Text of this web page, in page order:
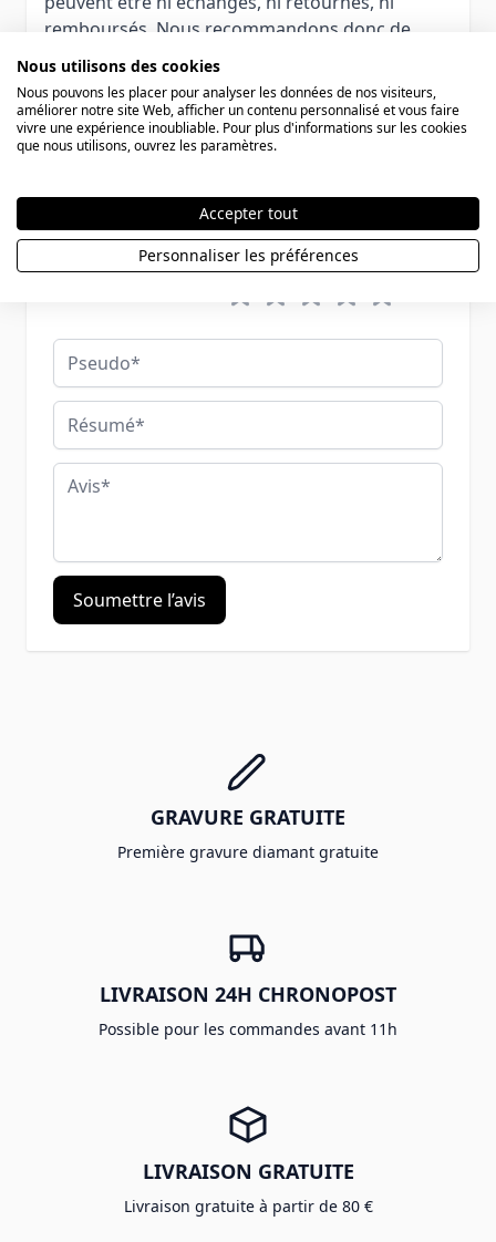
remboursés. Nous recommandons donc de
vérifier soigneusement la taille de bague avant
la commande.
Alliances acier personnalisés - 1457
Pseudo
Résumé
Avis
Soumettre l’avis
GRAVURE GRATUITE
Première gravure diamant gratuite
LIVRAISON 24H CHRONOPOST
Possible pour les commandes avant 11h
LIVRAISON GRATUITE
Livraison gratuite à partir de 80 €
Nous utilisons des cookies
Nous pouvons les placer pour analyser les données de nos visiteurs,
améliorer notre site Web, afficher un contenu personnalisé et vous faire
vivre une expérience inoubliable. Pour plus d'informations sur les cookies
que nous utilisons, ouvrez les paramètres.
Accepter tout
Personnaliser les préférences